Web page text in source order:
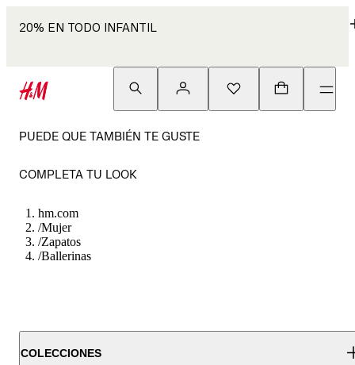
20% EN TODO INFANTIL
PUEDE QUE TAMBIÉN TE GUSTE
COMPLETA TU LOOK
hm.com
/Mujer
/Zapatos
/Ballerinas
COLECCIONES